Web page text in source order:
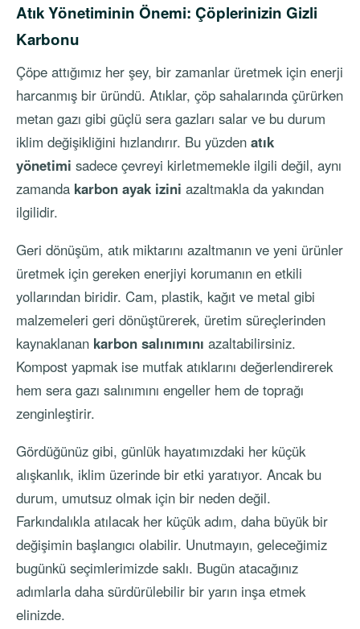
Atık Yönetiminin Önemi: Çöplerinizin Gizli
Karbonu
Çöpe attığımız her şey, bir zamanlar üretmek için enerji
harcanmış bir üründü. Atıklar, çöp sahalarında çürürken
metan gazı gibi güçlü sera gazları salar ve bu durum
iklim değişikliğini hızlandırır. Bu yüzden atık
yönetimi sadece çevreyi kirletmemekle ilgili değil, aynı
zamanda karbon ayak izini azaltmakla da yakından
ilgilidir.
Geri dönüşüm, atık miktarını azaltmanın ve yeni ürünler
üretmek için gereken enerjiyi korumanın en etkili
yollarından biridir. Cam, plastik, kağıt ve metal gibi
malzemeleri geri dönüştürerek, üretim süreçlerinden
kaynaklanan karbon salınımını azaltabilirsiniz.
Kompost yapmak ise mutfak atıklarını değerlendirerek
hem sera gazı salınımını engeller hem de toprağı
zenginleştirir.
Gördüğünüz gibi, günlük hayatımızdaki her küçük
alışkanlık, iklim üzerinde bir etki yaratıyor. Ancak bu
durum, umutsuz olmak için bir neden değil.
Farkındalıkla atılacak her küçük adım, daha büyük bir
değişimin başlangıcı olabilir. Unutmayın, geleceğimiz
bugünkü seçimlerimizde saklı. Bugün atacağınız
adımlarla daha sürdürülebilir bir yarın inşa etmek
elinizde.